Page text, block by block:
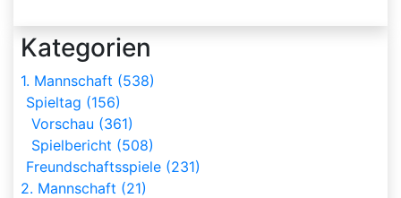
Kategorien
1. Mannschaft (538)
Spieltag (156)
Vorschau (361)
Spielbericht (508)
Freundschaftsspiele (231)
2. Mannschaft (21)